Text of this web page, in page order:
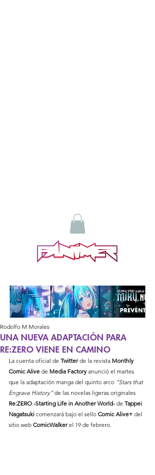
UNA NUEVA ADAPTACIÓN PARA
RE:ZERO VIENE EN CAMINO
Rodolfo M Morales
La cuenta oficial de Twitter de la revista Monthly
Comic Alive de Media Factory anunció el martes
que la adaptación manga del quinto arco "Stars that
Engrave History" de las novelas ligeras originales
Re:ZERO -Starting Life in Another World- de Tappei
Nagatsuki comenzará bajo el sello Comic Alive+ del
sitio web ComicWalker el 19 de febrero.